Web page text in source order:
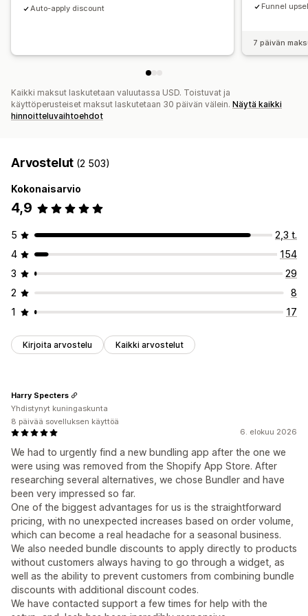
Mukautettu hinnoittelu
Auto-apply discount
Funnel
7 päivän
Kaikki maksut laskutetaan valuutassa USD. Toistuvat ja
käyttöperusteiset maksut laskutetaan 30 päivän välein. Näytä kaikki
hinnoitteluvaihtoehdot
Arvostelut (2 503)
Kokonaisarvio
4,9
5
2,3 t.
4
154
3
29
2
8
1
17
Kirjoita arvostelu Kaikki arvostelut
6. elokuu 2026
We had to urgently find a new bundling app after the one we
were using was removed from the Shopify App Store. After
researching several alternatives, we chose Bundler and have
been very impressed so far.
One of the biggest advantages for us is the straightforward
pricing, with no unexpected increases based on order volume,
which can become a real headache for a seasonal business.
We also needed bundle discounts to apply directly to products
without customers always having to go through a widget, as
well as the ability to prevent customers from combining bundle
discounts with additional discount codes.
We have contacted support a few times for help with the
Harry Specters
Yhdistynyt kuningaskunta
8 päivää sovelluksen käyttöä